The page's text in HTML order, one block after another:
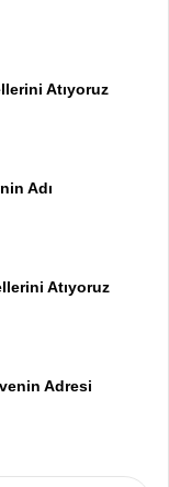
Atıyoruz
Adı
Atıyoruz
Adresi